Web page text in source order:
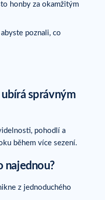
honby za okamžitým
poznali, co
správným
pohodlí a
během více sezení.
najednou?
z jednoduchého